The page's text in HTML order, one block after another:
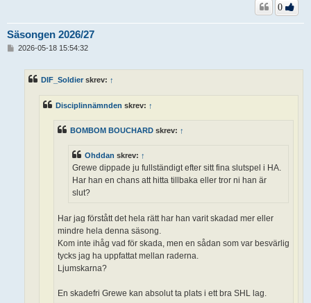
Säsongen 2026/27
0
2026-05-18 15:54:32
DIF_Soldier skrev: ↑
Disciplinnämnden skrev: ↑
BOMBOM BOUCHARD skrev: ↑
Ohddan skrev: ↑
Grewe dippade ju fullständigt efter sitt fina slutspel i HA.
Har han en chans att hitta tillbaka eller tror ni han är
slut?
Har jag förstått det hela rätt har han varit skadad mer eller
mindre hela denna säsong.
Kom inte ihåg vad för skada, men en sådan som var besvärlig
tycks jag ha uppfattat mellan raderna.
Ljumskarna?
En skadefri Grewe kan absolut ta plats i ett bra SHL lag.